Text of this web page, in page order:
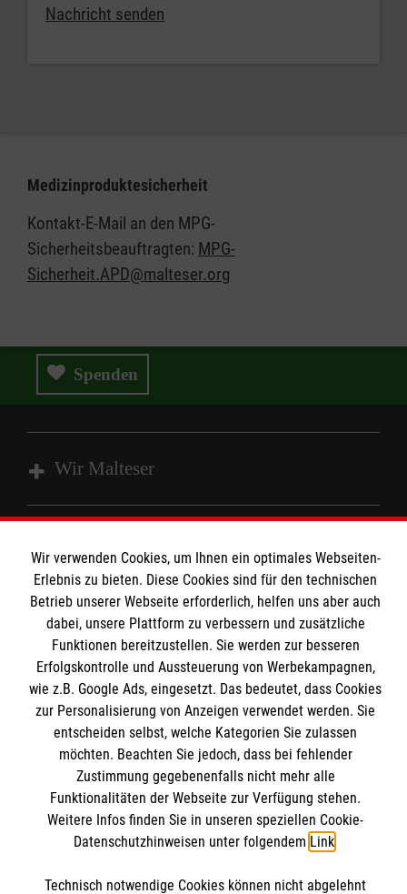
Nachricht senden
Medizinproduktesicherheit
Kontakt-E-Mail an den MPG-
Sicherheitsbeauftragten: MPG-
Sicherheit.APD@malteser.org
Spenden
Wir Malteser
Angebote & Leistungen
Kursangebote
Mitarbeiten & Stellenangebote
Wir Malteser
Informationen
Kontakt
Presse und Medien
Transparenz
Impressum
Datenschutz
Malteser online
Malteserorden
Malteser Jugend
Malteser International
Mediathek
Sharepoint
Spendenkonto
Empfänger: Malteser Hilfsdienst e.V.
Wir verwenden Cookies, um Ihnen ein optimales Webseiten-
Erlebnis zu bieten. Diese Cookies sind für den technischen
Betrieb unserer Webseite erforderlich, helfen uns aber auch
dabei, unsere Plattform zu verbessern und zusätzliche
Funktionen bereitzustellen. Sie werden zur besseren
Erfolgskontrolle und Aussteuerung von Werbekampagnen,
wie z.B. Google Ads, eingesetzt. Das bedeutet, dass Cookies
zur Personalisierung von Anzeigen verwendet werden. Sie
entscheiden selbst, welche Kategorien Sie zulassen
möchten. Beachten Sie jedoch, dass bei fehlender
Zustimmung gegebenenfalls nicht mehr alle
Funktionalitäten der Webseite zur Verfügung stehen.
Weitere Infos finden Sie in unseren speziellen Cookie-
Datenschutzhinweisen unter folgendem Link.
Technisch notwendige Cookies können nicht abgelehnt